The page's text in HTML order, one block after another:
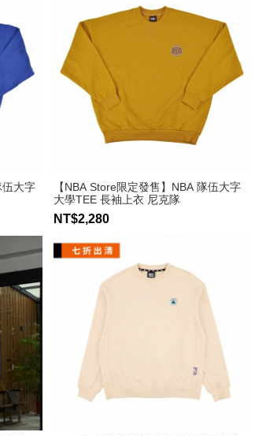
伍大字
【NBA Store限定發售】NBA 隊伍大字
大學TEE 長袖上衣 尼克隊
NT$2,280